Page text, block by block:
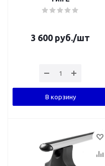
3 600 руб./шт
В корзину